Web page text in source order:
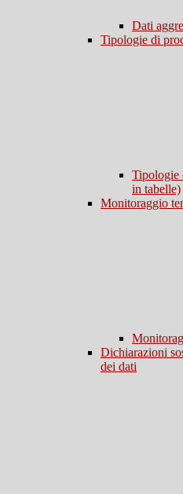
Dati
Tipologie di
Tipologie
in tabelle)
Monitoraggio
Dichiarazioni
dei dati